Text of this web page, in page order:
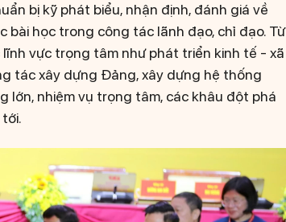
bị kỹ phát biểu, nhận định, đánh giá về
bài học trong công tác lãnh đạo, chỉ đạo. Từ
vực trọng tâm như phát triển kinh tế - xã
tác xây dựng Đảng, xây dựng hệ thống
lớn, nhiệm vụ trọng tâm, các khâu đột phá